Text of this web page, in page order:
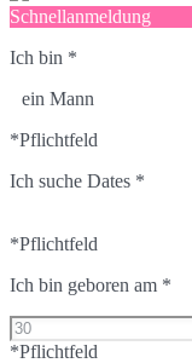
Schnellanmeldung
Ich bin *
ein Mann
*Pflichtfeld
Ich suche Dates *
*Pflichtfeld
Ich bin geboren am *
*Pflichtfeld